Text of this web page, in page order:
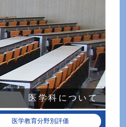
医学科について
医学教育分野別評価